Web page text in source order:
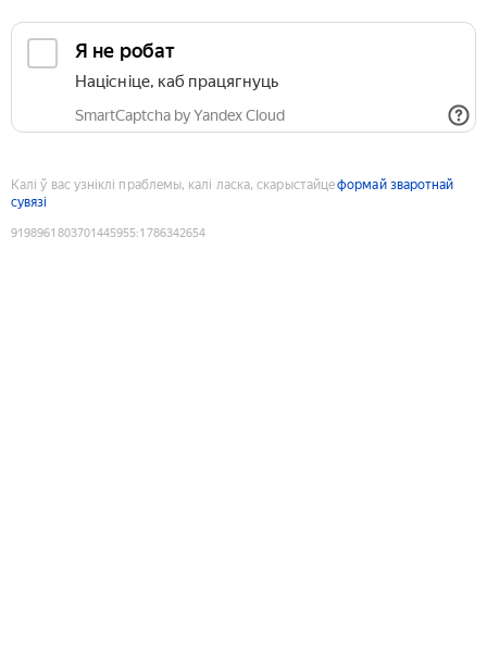
Я не робат
Націсніце, каб працягнуць
SmartCaptcha by Yandex Cloud
Калі ў вас узніклі праблемы, калі ласка, скарыстайцеформай зваротнай
сувязі
9198961803701445955:1786342654